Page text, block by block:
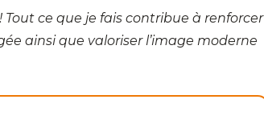
ce que je fais contribue à renforcer
ainsi que valoriser l’image moderne